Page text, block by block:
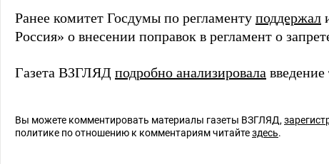
Ранее комитет Госдумы по регламенту поддержал
Россия» о внесении поправок в регламент о
Газета ВЗГЛЯД подробно анализировала введение
Вы можете комментировать материалы газеты ВЗГЛЯД,
политике по отношению к комментариям читайтездесь.